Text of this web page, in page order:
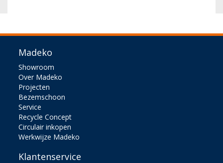
Madeko
Showroom
Over Madeko
Projecten
Bezemschoon
Service
Recycle Concept
Circulair inkopen
Werkwijze Madeko
Klantenservice